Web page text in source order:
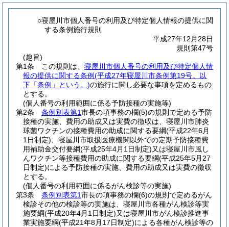
○寝屋川市個人番号の利用及び特定個人情報の提供に関
する条例施行規則
平成27年12月28日
規則第47号
(趣旨)
第1条
この規則は、 寝屋川市個人番号の利用及び特定個人情
報の提供に関する条例(平成27年寝屋川市条例第19号。以
下「条例」という。)の施行に関し必要な事項を定めるもの
とする。
(個人番号の利用範囲に係る予防接種の実施等)
第2条
条例別表第1市長の項事務の欄(5)の規則で定める予防
接種の実施、費用の助成又は実費の徴収は、寝屋川市肺炎
球菌ワクチンの接種費用の助成に関する要綱(平成22年6月
1日制定) 、寝屋川市取扱医療機関以外での定期予防接種費
用補助金交付要綱(平成25年4月1日制定)又は寝屋川市風し
んワクチン等接種費用の助成に関する要綱(平成25年5月27
日制定)による予防接種の実施、費用の助成又は実費の徴収
とする。
(個人番号の利用範囲に係るがん検診等の実施)
第3条
条例別表第1市長の項事務の欄(6)の規則で定めるがん
検診その他の検診等の実施は、寝屋川市各種がん検診等実
施要綱(平成20年4月1日制定)又は寝屋川市がん検診推進事
業実施要綱(平成21年8月17日制定)による各種がん検診等の